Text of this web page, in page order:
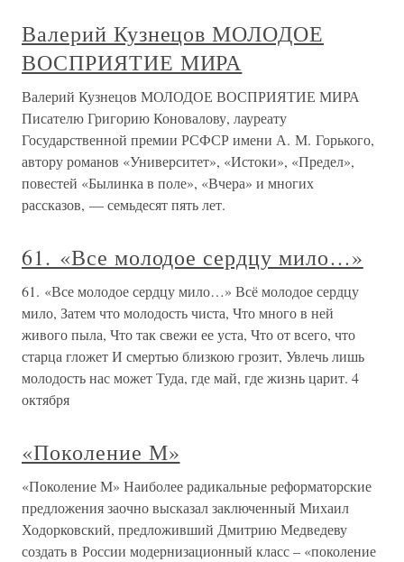
Валерий Кузнецов МОЛОДОЕ
ВОСПРИЯТИЕ МИРА
Валерий Кузнецов МОЛОДОЕ ВОСПРИЯТИЕ МИРА
Писателю Григорию Коновалову, лауреату
Государственной премии РСФСР имени А. М. Горького,
автору романов «Университет», «Истоки», «Предел»,
повестей «Былинка в поле», «Вчера» и многих
рассказов, — семьдесят пять лет.
61. «Все молодое сердцу мило…»
61. «Все молодое сердцу мило…» Всё молодое сердцу
мило, Затем что молодость чиста, Что много в ней
живого пыла, Что так свежи ее уста, Что от всего, что
старца гложет И смертью близкою грозит, Увлечь лишь
молодость нас может Туда, где май, где жизнь царит. 4
октября
«Поколение М»
«Поколение М» Наиболее радикальные реформаторские
предложения заочно высказал заключенный Михаил
Ходорковский, предложивший Дмитрию Медведеву
создать в России модернизационный класс – «поколение